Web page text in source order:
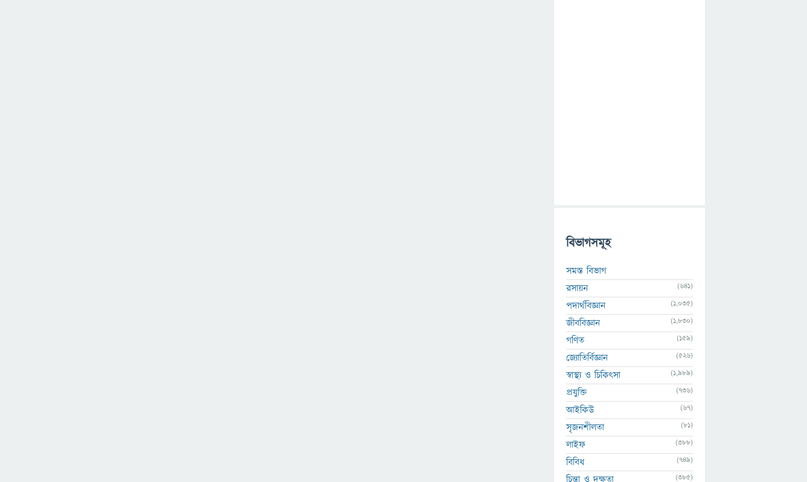
বিভাগসমূহ
সমস্ত বিভাগ
রসায়ন
(641)
পদার্থবিজ্ঞান (1,035)
জীববিজ্ঞান (1,830)
গণিত (159)
জ্যোতির্বিজ্ঞান (526)
স্বাস্থ্য ও চিকিৎসা (1,989)
প্রযুক্তি (736)
আইকিউ (67)
সৃজনশীলতা (81)
লাইফ (388)
বিবিধ (749)
চিন্তা ও দক্ষতা (385)